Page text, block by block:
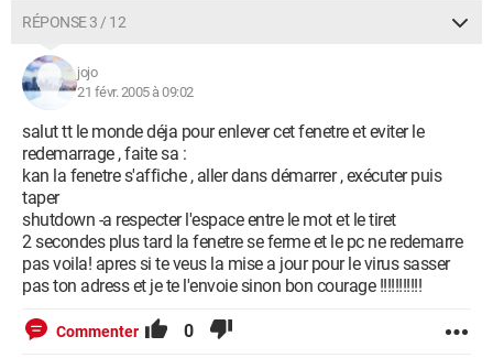
RÉPONSE 3 / 12
jojo
21 févr. 2005 à 09:02
salut tt le monde déja pour enlever cet fenetre et eviter le
redemarrage , faite sa :
kan la fenetre s'affiche , aller dans démarrer , exécuter puis
taper
shutdown -a respecter l'espace entre le mot et le tiret
2 secondes plus tard la fenetre se ferme et le pc ne redemarre
pas voila! apres si te veus la mise a jour pour le virus sasser
pas ton adress et je te l'envoie sinon bon courage !!!!!!!!!!!
Commenter 0